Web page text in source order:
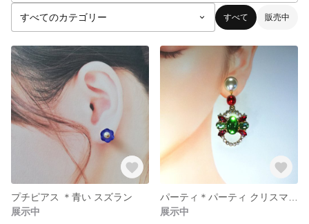
すべて 販売中
プチピアス ＊青い スズラン
展示中
展示中